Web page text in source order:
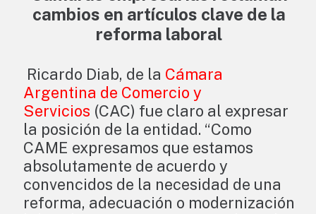
cambios en artículos clave de la
reforma laboral
Ricardo Diab, de la Cámara
Argentina de Comercio y
Servicios (CAC) fue claro al expresar
la posición de la entidad. “Como
CAME expresamos que estamos
absolutamente de acuerdo y
convencidos de la necesidad de una
reforma, adecuación o modernización